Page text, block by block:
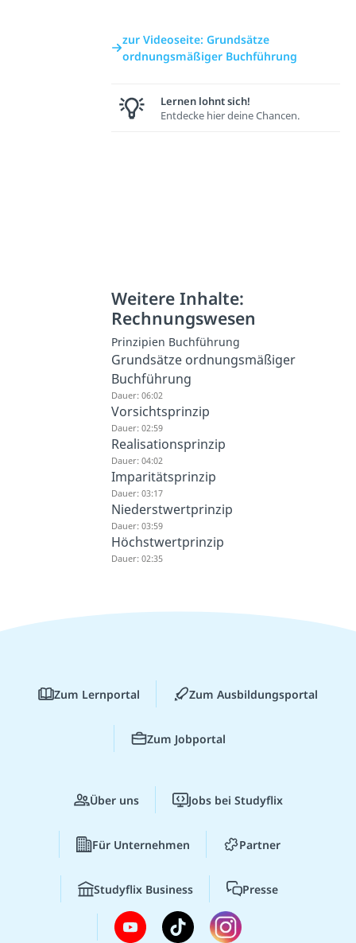
zur Videoseite: Grundsätze
ordnungsmäßiger Buchführung
Lernen lohnt sich!
Entdecke hier deine Chancen.
Weitere Inhalte:
Rechnungswesen
Prinzipien Buchführung
Grundsätze ordnungsmäßiger
Buchführung
Dauer: 06:02
Vorsichtsprinzip
Dauer: 02:59
Realisationsprinzip
Dauer: 04:02
Imparitätsprinzip
Dauer: 03:17
Niederstwertprinzip
Dauer: 03:59
Höchstwertprinzip
Dauer: 02:35
Zum Lernportal Zum Ausbildungsportal
Zum Jobportal
Über uns Jobs bei Studyflix
Für Unternehmen Partner
Studyflix Business Presse